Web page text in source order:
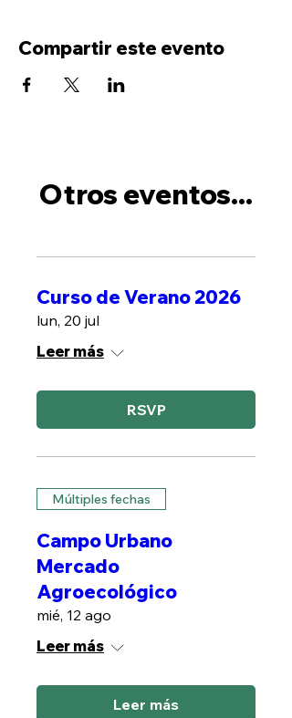
Compartir este evento
Otros eventos...
Curso de Verano 2026
lun, 20 jul
Leer más
RSVP
Múltiples fechas
Campo Urbano
Mercado
Agroecológico
mié, 12 ago
Leer más
Leer más